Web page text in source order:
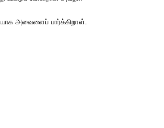
அவைளைப் பார்க்கிறாள்.